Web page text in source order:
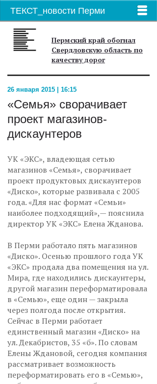
ТЕКСТ_новости Перми
Пермский край обогнал
Свердловскую область по
качеству дорог
26 января 2015 | 16:15
«Семья» сворачивает
проект магазинов-
дискаунтеров
УК «ЭКС», владеющая сетью
магазинов «Семья», сворачивает
проект продуктовых дискаунтеров
«Диско», которые развивала с 2005
года. «Для нас формат «Семьи»
наиболее подходящий»,— пояснила
директор УК «ЭКС» Елена Жданова.
В Перми работало пять магазинов
«Диско». Осенью прошлого года УК
«ЭКС» продала два помещения на ул.
Мира, где находились дискаунтеры,
другой магазин переформатировала
в «Семью», еще один — закрыла
через полгода после открытия.
Сейчас в Перми работает
единственный магазин «Диско» на
ул. Декабристов, 35 «б». По словам
Елены Ждановой, сегодня компания
рассматривает возможность
переформатировать его в «Семью»,